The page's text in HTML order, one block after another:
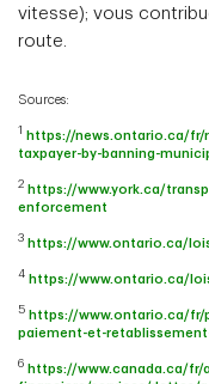
vitesse); vous
route.
Sources:
1
https://news.ontario.ca/
taxpayer-by-banning-
2 https://www.york.ca/
enforcement
3 https://www.ontario.ca/
4 https://www.ontario.ca/
5 https://www.ontario.ca/fr/
paiement-et-
6 https://www.canada.ca/